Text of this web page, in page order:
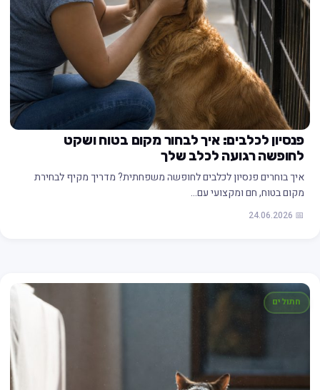
פנסיון לכלבים: איך לבחור מקום בטוח ושקט
לחופשה רגועה לכלב שלך
איך בוחרים פנסיון לכלבים לחופשה משפחתית? מדריך מקיף לבחירת
מקום בטוח, חם ומקצועי עם…
📅 24.06.2026
חתולים